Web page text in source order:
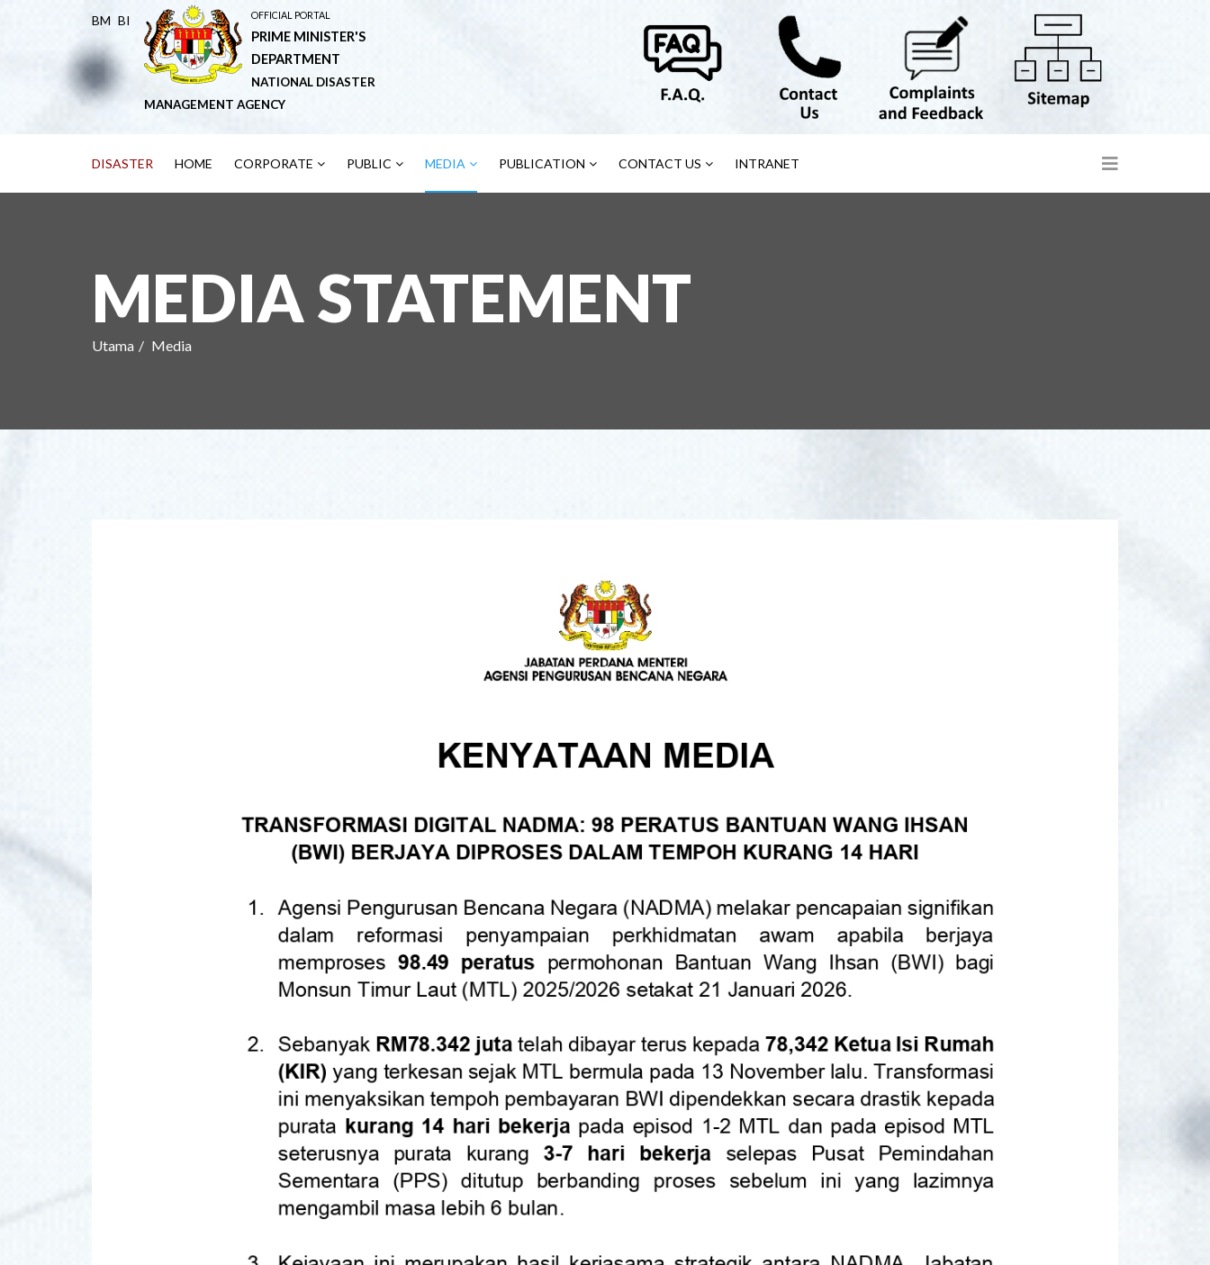
BM BI OFFICIAL PORTAL
PRIME MINISTER'S
DEPARTMENT
NATIONAL DISASTER
MANAGEMENT AGENCY
DISASTER HOME CORPORATE PUBLIC MEDIA PUBLICATION CONTACT US INTRANET
MEDIA STATEMENT
Utama Media